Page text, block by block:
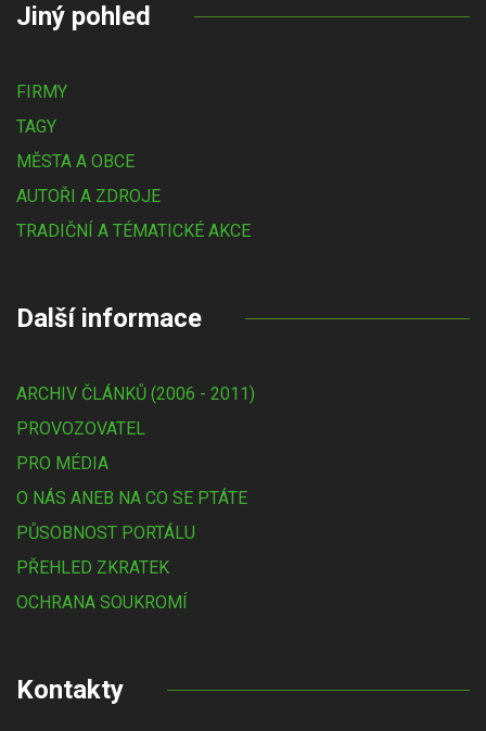
Jiný pohled
FIRMY
TAGY
MĚSTA A OBCE
AUTOŘI A ZDROJE
TRADIČNÍ A TÉMATICKÉ AKCE
Další informace
ARCHIV ČLÁNKŮ (2006 - 2011)
PROVOZOVATEL
PRO MÉDIA
O NÁS ANEB NA CO SE PTÁTE
PŮSOBNOST PORTÁLU
PŘEHLED ZKRATEK
OCHRANA SOUKROMÍ
Kontakty